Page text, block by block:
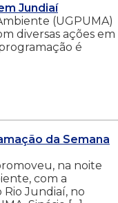
Jundiaí
(UGPUMA)
diversas ações em
é
da Semana
na noite
com a
Jundiaí, no